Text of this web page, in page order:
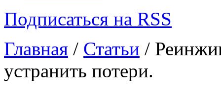
Подписаться на RSS
Главная / Статьи /
устранить потери.